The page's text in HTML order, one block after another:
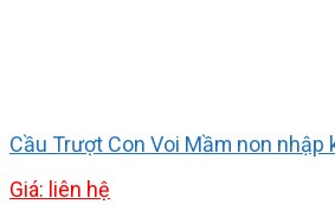
Cầu Trượt Con Voi Mầm non nhập
Giá: liên hệ